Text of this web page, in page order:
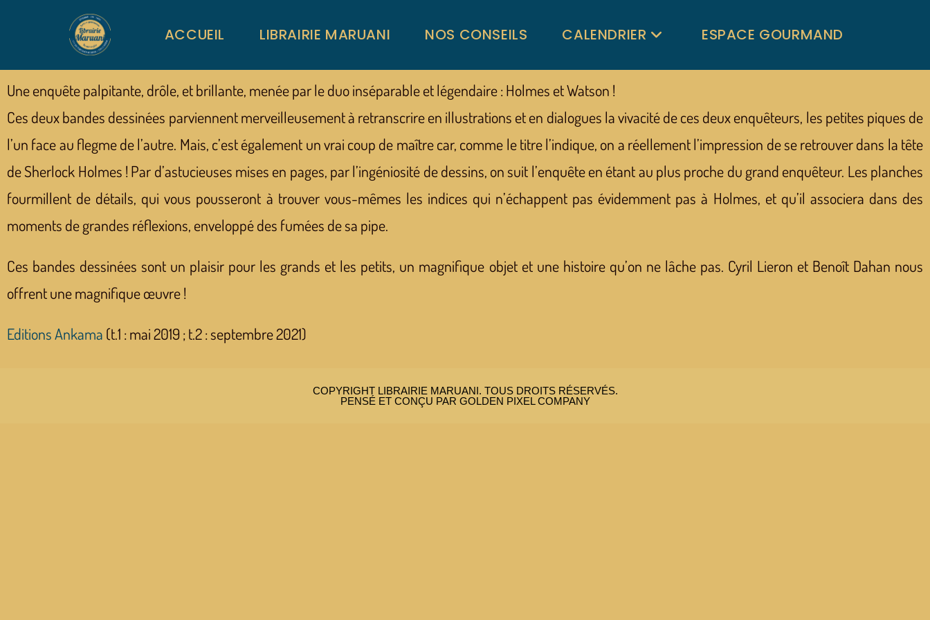
ACCUEIL LIBRAIRIE MARUANI NOS CONSEILS CALENDRIER ESPACE GOURMAND
Une enquête palpitante, drôle, et brillante, menée par le duo inséparable et légendaire : Holmes et Watson !
Ces deux bandes dessinées parviennent merveilleusement à retranscrire en illustrations et en dialogues la vivacité de ces deux enquêteurs, les petites piques de
l’un face au flegme de l’autre. Mais, c’est également un vrai coup de maître car, comme le titre l’indique, on a réellement l’impression de se retrouver dans la tête
de Sherlock Holmes ! Par d’astucieuses mises en pages, par l’ingéniosité de dessins, on suit l’enquête en étant au plus proche du grand enquêteur. Les planches
fourmillent de détails, qui vous pousseront à trouver vous-mêmes les indices qui n’échappent pas évidemment pas à Holmes, et qu’il associera dans des
moments de grandes réflexions, enveloppé des fumées de sa pipe.
Ces bandes dessinées sont un plaisir pour les grands et les petits, un magnifique objet et une histoire qu’on ne lâche pas. Cyril Lieron et Benoît Dahan nous
offrent une magnifique œuvre !
Editions Ankama (t.1 : mai 2019 ; t.2 : septembre 2021)
COPYRIGHT LIBRAIRIE MARUANI. TOUS DROITS RÉSERVÉS.
PENSÉ ET CONÇU PAR GOLDEN PIXEL COMPANY